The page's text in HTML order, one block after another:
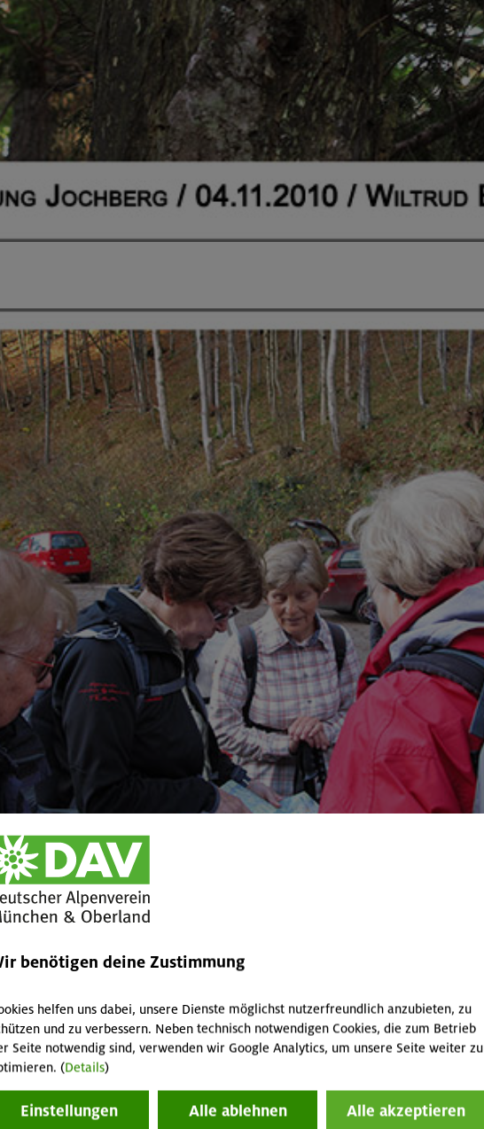
benötigen deine Zustimmung
helfen uns dabei, unsere Dienste möglichst nutzerfreundlich anzubieten, zu
und zu verbessern. Neben technisch notwendigen Cookies, die zum Betrieb
Seite notwendig sind, verwenden wir Google Analytics, um unsere Seite weiter zu
(Details)
Einstellungen Alle ablehnen Alle akzeptieren